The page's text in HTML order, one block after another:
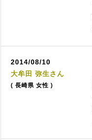
2014/08/10
大牟田 弥生さん
( 長崎県 女性 )